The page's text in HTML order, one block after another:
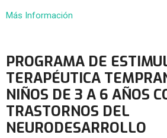
Más Información
PROGRAMA DE
TERAPÉUTICA
NIÑOS DE 3 A 6 AÑOS
TRASTORNOS DEL
NEURODESARROLLO